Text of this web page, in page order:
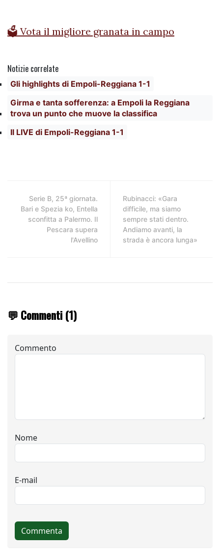
🗳️ Vota il migliore granata in campo
Notizie correlate
Gli highlights di Empoli-Reggiana 1-1
Girma e tanta sofferenza: a Empoli la Reggiana
trova un punto che muove la classifica
Il LIVE di Empoli-Reggiana 1-1
Serie B, 25ª giornata.
Bari e Spezia ko, Entella
sconfitta a Palermo. Il
Pescara supera
l'Avellino
Rubinacci: «Gara
difficile, ma siamo
sempre stati dentro.
Andiamo avanti, la
strada è ancora lunga»
💬 Commenti (1)